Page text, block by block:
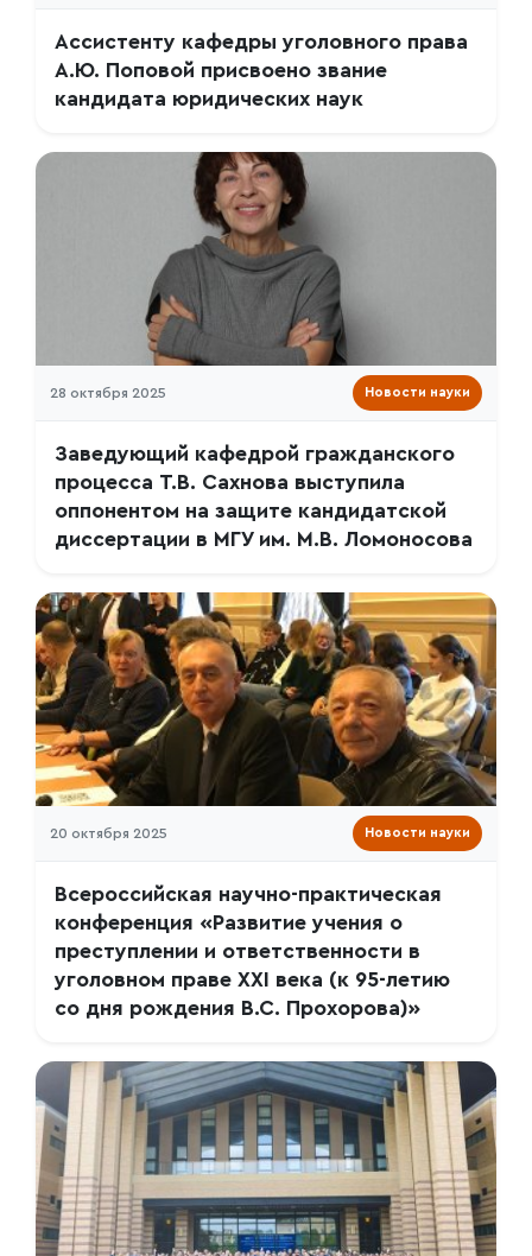
Ассистенту кафедры уголовного права
А.Ю. Поповой присвоено звание
кандидата юридических наук
28 октября 2025 Новости науки
Заведующий кафедрой гражданского
процесса Т.В. Сахнова выступила
оппонентом на защите кандидатской
диссертации в МГУ им. М.В. Ломоносова
20 октября 2025 Новости науки
Всероссийская научно-практическая
конференция «Развитие учения о
преступлении и ответственности в
уголовном праве XXI века (к 95-летию
со дня рождения В.С. Прохорова)»